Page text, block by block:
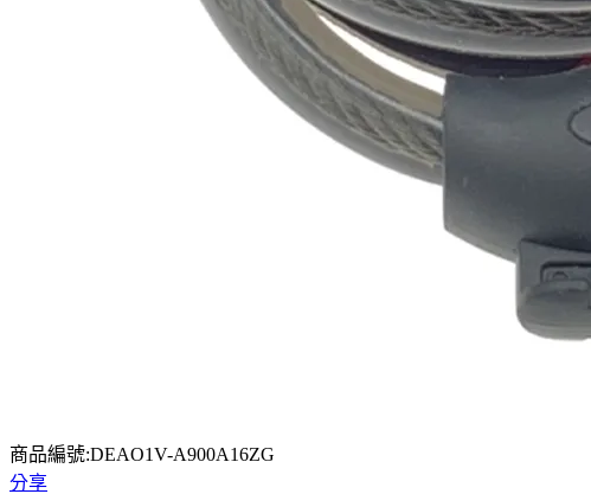
商品編號:DEAO1V-A900A16ZG
分享